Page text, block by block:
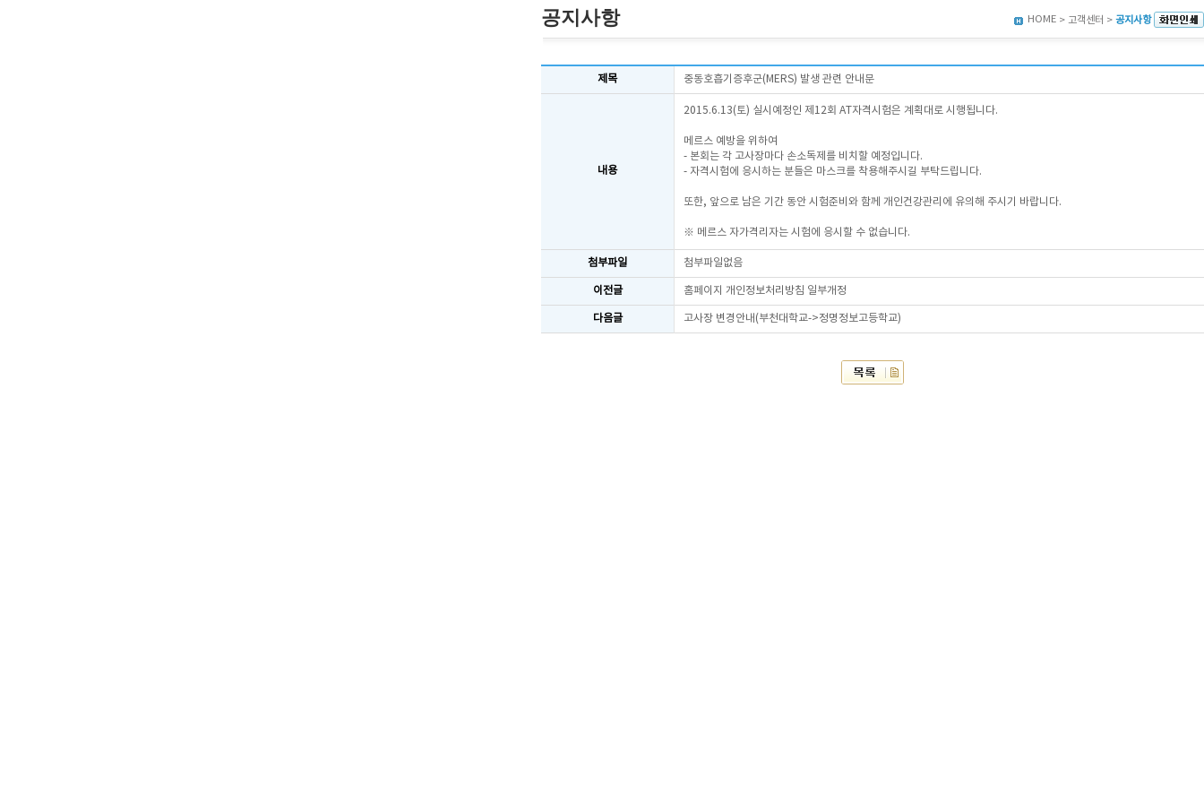
공지사항 HOME > 고객센터 > 공지사항
제목 중동호흡기증후군(MERS) 발생 관련 안내문
내용
2015.6.13(토) 실시예정인 제12회 AT자격시험은 계획대로 시행됩니다.
메르스 예방을 위하여
- 본회는 각 고사장마다 손소독제를 비치할 예정입니다.
- 자격시험에 응시하는 분들은 마스크를 착용해주시길 부탁드립니다.
또한, 앞으로 남은 기간 동안 시험준비와 함께 개인건강관리에 유의해 주시기 바랍니다.
※ 메르스 자가격리자는 시험에 응시할 수 없습니다.
첨부파일 첨부파일없음
이전글 홈페이지 개인정보처리방침 일부개정
다음글 고사장 변경안내(부천대학교->정명정보고등학교)